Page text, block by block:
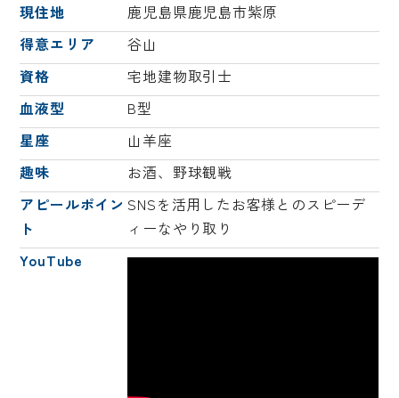
現住地
鹿児島県鹿児島市紫原
得意エリア
谷山
資格
宅地建物取引士
血液型
B型
星座
山羊座
趣味
お酒、野球観戦
アピールポイン
ト
SNSを活用したお客様とのスピーデ
ィーなやり取り
YouTube